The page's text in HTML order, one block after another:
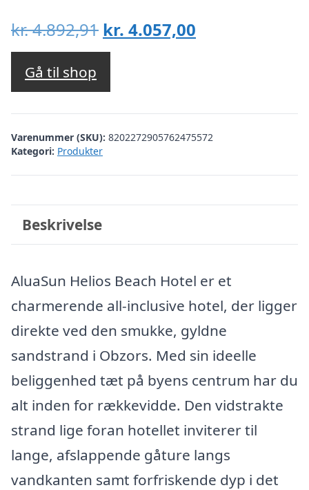
kr.4.892,91 Den
oprindelige
var:
kr. 4.892,91.
kr. 4.057,00
kr. 4.057,00.
Gå til shop
Varenummer (SKU): 8202272905762475572
Kategori: Produkter
Beskrivelse
AluaSun Helios Beach Hotel er et
charmerende all-inclusive hotel, der ligger
direkte ved den smukke, gyldne
sandstrand i Obzors. Med sin ideelle
beliggenhed tæt på byens centrum har du
alt inden for rækkevidde. Den vidstrakte
strand lige foran hotellet inviterer til
lange, afslappende gåture langs
vandkanten samt forfriskende dyp i det